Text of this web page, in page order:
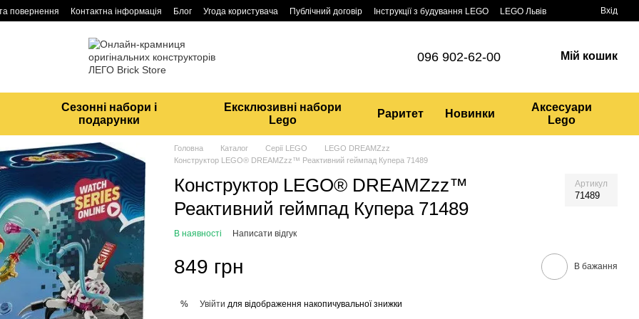
повернення Контактна інформація Блог Угода користувача Публічний договір Інструкції з будування LEGO LEGO Львів Вхід
096 902-62-00 Мій кошик
Сезонні набори і
подарунки
Ексклюзивні набори
Lego
Раритет Новинки
Аксесуари
Lego
Головна Каталог Серії LEGO
LEGO DREAMZzz
Конструктор LEGO® DREAMZzz™ Реактивний геймпад Купера 71489
Конструктор LEGO® DREAMZzz™
Реактивний геймпад Купера 71489
Артикул
71489
В наявності Написати відгук
849 грн В бажання
% Увійти для відображення накопичувальної знижки